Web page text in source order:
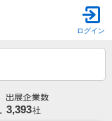
ログイン
3,393社